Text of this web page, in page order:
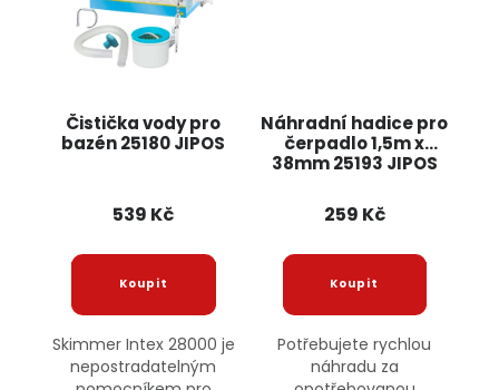
Čistička vody pro
bazén 25180 JIPOS
539 Kč
Skimmer Intex 28000 je
nepostradatelným
Náhradní hadice pro
čerpadlo 1,5m x
38mm 25193 JIPOS
259 Kč
Potřebujete rychlou
náhradu za